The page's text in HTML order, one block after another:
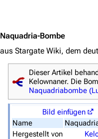
Stargate
Stargate-
Filme
Das
Themenportal
Personen
Naquadria-Bombe
aus Stargate Wiki, dem
Dieser Artikel
Kelownaner. Die
Naquadriabombe
Bild einfügen
Name
Hergestellt von